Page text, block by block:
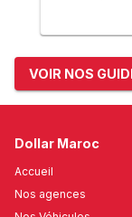
aux
majestueuses,
VOIR NOS
Dollar Maroc
Accueil
Nos agences